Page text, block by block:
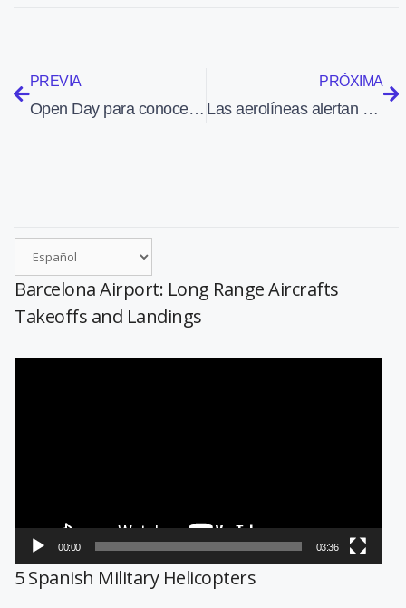
PREVIA
Open Day para conocer las instalaciones y cursos de European Flyers en Cuatro Vientos
PRÓXIMA
Las aerolíneas alertan del riesgo de colapso de El Prat este verano
Barcelona Airport: Long Range Aircrafts
Takeoffs and Landings
00:00 03:36
5 Spanish Military Helicopters